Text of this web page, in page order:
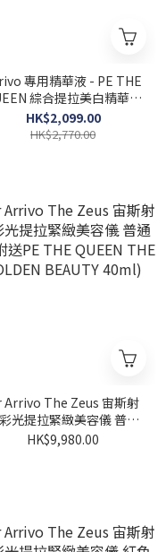
專用精華液 - PE THE
綜合提拉美白精華液
100ml
HK$2,099.00
HK$2,770.00
Arrivo The Zeus 宙斯射
光提拉緊緻美容儀 普通
版 (附送PE THE QUEEN
HK$9,980.00